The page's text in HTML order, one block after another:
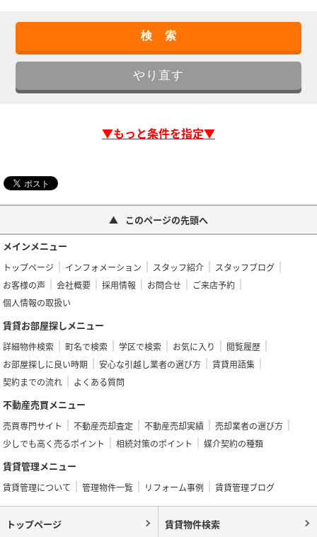
▼もっと条件を指定▼
このページの先頭へ
メインメニュー
トップページ インフォメーション スタッフ紹介
スタッフブログ
お客様の声
会社概要 採用情報 お問合せ
ご来店予約
個人情報の取扱い
賃貸お部屋探しメニュー
詳細物件検索 町名で検索 学区で検索 お気に入り
閲覧履歴
お部屋探しに良い時期
安心な引越し業者の選び方
賃貸用語集
契約までの流れ
よくある質問
不動産売買メニュー
売買専門サイト 不動産売却査定 不動産売却実績
売却業者の選び方
少しでも高く売るポイント
相続対策のポイント 媒介契約の種類
賃貸管理メニュー
賃貸管理について 管理物件一覧 リフォーム事例 賃貸管理ブログ
トップページ 賃貸物件検索